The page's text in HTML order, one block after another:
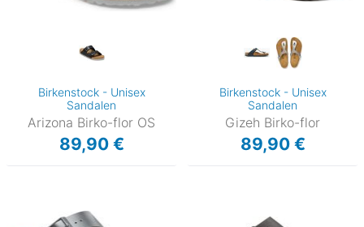
Birkenstock - Unisex
Sandalen
Arizona Birko-flor OS
89,90 €
Birkenstock - Unisex
Sandalen
Gizeh Birko-flor
89,90 €